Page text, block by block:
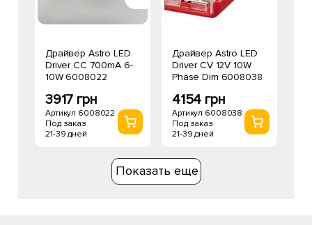
Драйвер Astro LED
Driver CC 700mA 6-
10W 6008022
3917 грн
Артикул 6008022
Под заказ
21-39 дней
Драйвер Astro LED
Driver CV 12V 10W
Phase Dim 6008038
4154 грн
Артикул 6008038
Под заказ
21-39 дней
Показать еще